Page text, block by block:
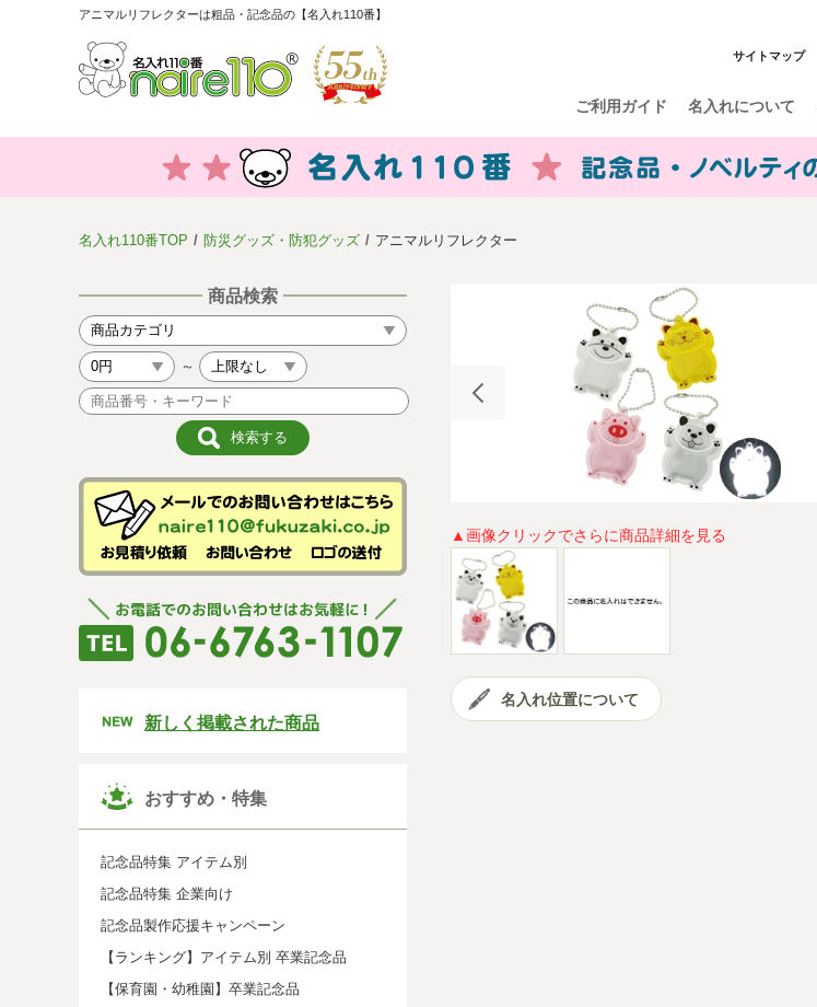
アニマルリフレクターは粗品・記念品の【名入れ110番】
サイトマップ
ご利用ガイド 名入れについて
名入れ110番TOP 防災グッズ・防犯グッズ アニマルリフレクター
商品検索
～
新しく掲載された商品
おすすめ・特集
記念品特集 アイテム別
記念品特集 企業向け
記念品製作応援キャンペーン
【ランキング】アイテム別 卒業記念品
【保育園・幼稚園】卒業記念品
▲画像クリックでさらに商品詳細を見る
名入れ位置について